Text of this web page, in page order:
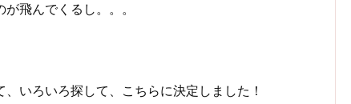
飛んでくるし。。。
いろいろ探して、こちらに決定しました！